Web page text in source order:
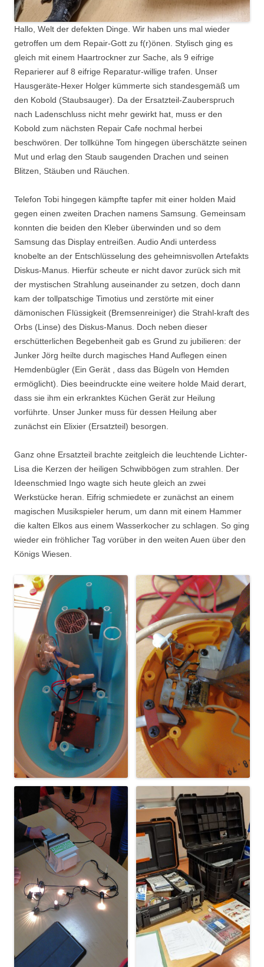
Hallo, Welt der defekten Dinge. Wir haben uns mal wieder
getroffen um dem Repair-Gott zu f(r)önen. Stylisch ging es
gleich mit einem Haartrockner zur Sache, als 9 eifrige
Reparierer auf 8 eifrige Reparatur-willige trafen. Unser
Hausgeräte-Hexer Holger kümmerte sich standesgemäß um
den Kobold (Staubsauger). Da der Ersatzteil-Zauberspruch
nach Ladenschluss nicht mehr gewirkt hat, muss er den
Kobold zum nächsten Repair Cafe nochmal herbei
beschwören. Der tollkühne Tom hingegen überschätzte seinen
Mut und erlag den Staub saugenden Drachen und seinen
Blitzen, Stäuben und Räuchen.
Telefon Tobi hingegen kämpfte tapfer mit einer holden Maid
gegen einen zweiten Drachen namens Samsung. Gemeinsam
konnten die beiden den Kleber überwinden und so dem
Samsung das Display entreißen. Audio Andi unterdess
knobelte an der Entschlüsselung des geheimnisvollen Artefakts
Diskus-Manus. Hierfür scheute er nicht davor zurück sich mit
der mystischen Strahlung auseinander zu setzen, doch dann
kam der tollpatschige Timotius und zerstörte mit einer
dämonischen Flüssigkeit (Bremsenreiniger) die Strahl-kraft des
Orbs (Linse) des Diskus-Manus. Doch neben dieser
erschütterlichen Begebenheit gab es Grund zu jubilieren: der
Junker Jörg heilte durch magisches Hand Auflegen einen
Hemdenbügler (Ein Gerät , dass das Bügeln von Hemden
ermöglicht). Dies beeindruckte eine weitere holde Maid derart,
dass sie ihm ein erkranktes Küchen Gerät zur Heilung
vorführte. Unser Junker muss für dessen Heilung aber
zunächst ein Elixier (Ersatzteil) besorgen.
Ganz ohne Ersatzteil brachte zeitgleich die leuchtende Lichter-
Lisa die Kerzen der heiligen Schwibbögen zum strahlen. Der
Ideenschmied Ingo wagte sich heute gleich an zwei
Werkstücke heran. Eifrig schmiedete er zunächst an einem
magischen Musikspieler herum, um dann mit einem Hammer
die kalten Elkos aus einem Wasserkocher zu schlagen. So ging
wieder ein fröhlicher Tag vorüber in den weiten Auen über den
Königs Wiesen.